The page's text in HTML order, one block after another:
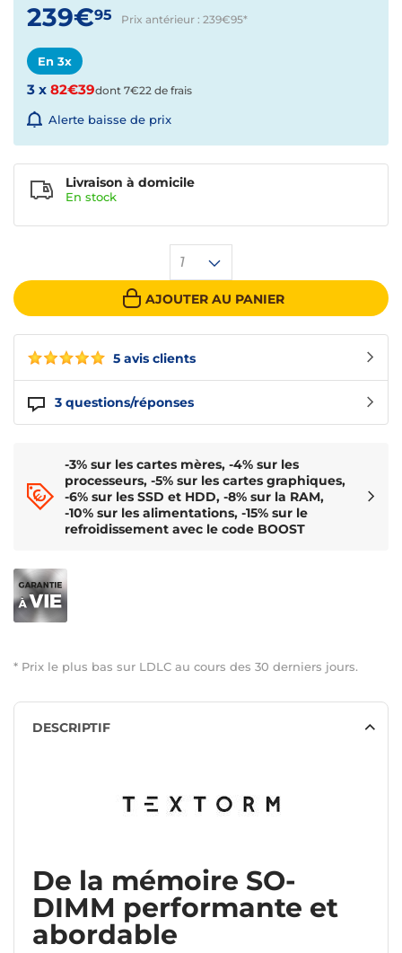
5 avis clients
3 questions/réponses
239€95 Prix antérieur : 239€95*
En 3x
3 x 82€39dont 7€22 de frais
Alerte baisse de prix
1
AJOUTER AU PANIER
Livraison à domicile
En stock
* Prix le plus bas sur LDLC au cours des 30 derniers jours.
-3% sur les cartes mères, -4% sur les
processeurs, -5% sur les cartes graphiques,
-6% sur les SSD et HDD, -8% sur la RAM,
-10% sur les alimentations, -15% sur le
refroidissement avec le code BOOST
DESCRIPTIF
De la mémoire SO-
DIMM performante et
abordable